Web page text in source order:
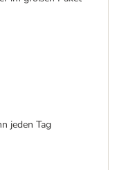
jeden Tag